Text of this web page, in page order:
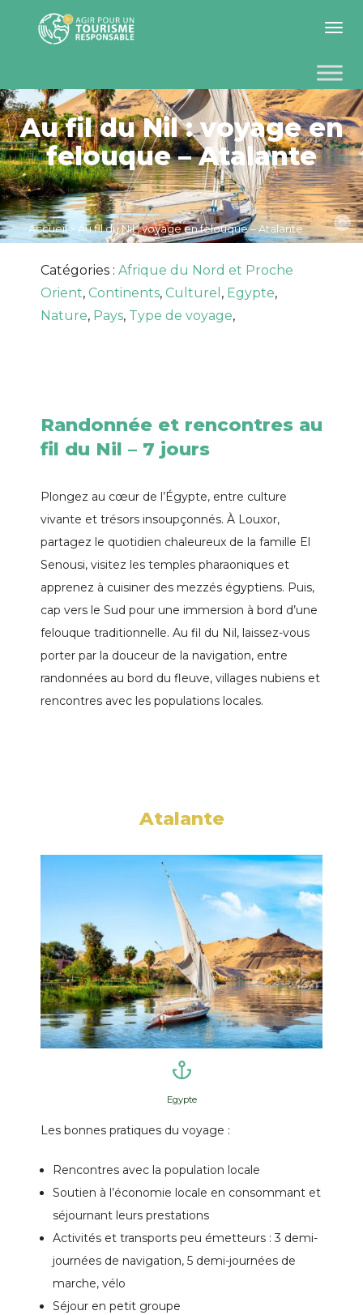
Toggle
Au fil du Nil : voyage en
felouque – Atalante
Accueil> Au fil du Nil : voyage en felouque – Atalante ©
Catégories : Afrique du Nord et Proche
Orient, Continents, Culturel , Egypte,
Nature, Pays, Type de voyage,
Randonnée et rencontres au
fil du Nil – 7 jours
Plongez au cœur de l’Égypte, entre culture
vivante et trésors insoupçonnés. À Louxor,
partagez le quotidien chaleureux de la famille El
Senousi, visitez les temples pharaoniques et
apprenez à cuisiner des mezzés égyptiens. Puis,
cap vers le Sud pour une immersion à bord d’une
felouque traditionnelle. Au fil du Nil, laissez-vous
porter par la douceur de la navigation, entre
randonnées au bord du fleuve, villages nubiens et
rencontres avec les populations locales.
Atalante
Egypte
Les bonnes pratiques du voyage :
Rencontres avec la population locale
Soutien à l’économie locale en consommant et
séjournant leurs prestations
Activités et transports peu émetteurs : 3 demi-
journées de navigation, 5 demi-journées de
marche, vélo
Séjour en petit groupe